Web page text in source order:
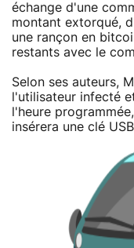
échange d'une
montant extorqué,
une rançon en
restants avec le
Selon ses auteurs,
l'utilisateur infecté
l'heure
insérera une clé